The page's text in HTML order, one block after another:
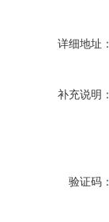
详细地址：
补充说明：
验证码：